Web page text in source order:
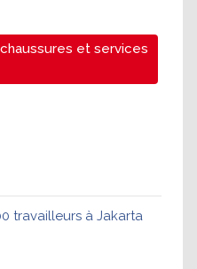
et services
travailleurs à Jakarta